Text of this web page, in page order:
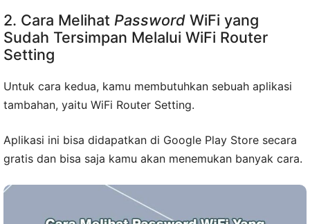
2. Cara Melihat Password WiFi yang
Sudah Tersimpan Melalui WiFi Router
Setting
Untuk cara kedua, kamu membutuhkan sebuah aplikasi
tambahan, yaitu WiFi Router Setting.
Aplikasi ini bisa didapatkan di Google Play Store secara
gratis dan bisa saja kamu akan menemukan banyak cara.